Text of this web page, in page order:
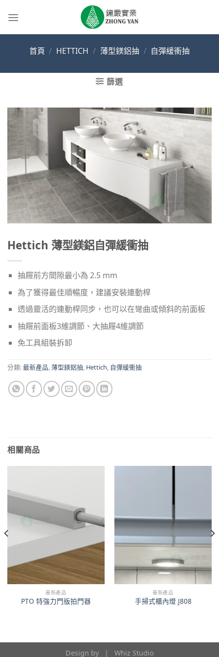
首頁 / HETTICH / 薄型鎂鋁抽 / 自彈緩衝抽
篩選
Hettich 薄型鎂鋁自彈緩衝抽
抽屜前方間隙最小為 2.5 mm
為了獲得最佳順暢度，建議安裝連動桿
透過靈活的連動桿同步，也可以在彎曲或傾斜的前面板
抽屜前面板3維調節、大抽屜4維調節
免工具組裝拆卸
分類:最新產品,薄型鎂鋁抽, Hettich, 自彈緩衝抽
相關商品
最新產品
PTO 特強力門版拍門器
最新產品
手掃式櫃內燈 J808
Design by | Whiz Studio